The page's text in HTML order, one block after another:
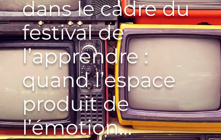
dans le cadre du
festival de
l’apprendre :
quand l’espace
produit de
l’émotion…